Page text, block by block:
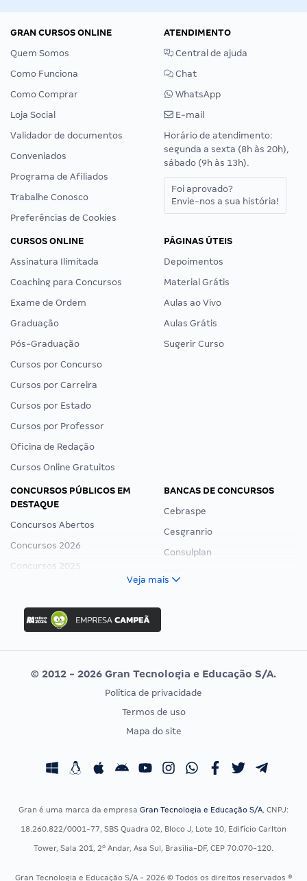
GRAN CURSOS ONLINE
Quem Somos
Como Funciona
Como Comprar
Loja Social
Validador de documentos
Conveniados
Programa de Afiliados
Trabalhe Conosco
Preferências de Cookies
ATENDIMENTO
Central de ajuda
Chat
WhatsApp
E-mail
Horário de atendimento:
segunda a sexta (8h às 20h),
sábado (9h às 13h).
Foi aprovado?
Envie-nos a sua história!
CURSOS ONLINE
Assinatura Ilimitada
Coaching para Concursos
Exame de Ordem
Graduação
Pós-Graduação
Cursos por Concurso
Cursos por Carreira
Cursos por Estado
Cursos por Professor
Oficina de Redação
Cursos Online Gratuitos
PÁGINAS ÚTEIS
Depoimentos
Material Grátis
Aulas ao Vivo
Aulas Grátis
Sugerir Curso
CONCURSOS PÚBLICOS EM
DESTAQUE
Concursos Abertos
Concursos 2026
Concursos 2025
Concurso Ibama
Concurso MPU
Editais publicados
BANCAS DE CONCURSOS
Cebraspe
Cesgranrio
Consulplan
Vunesp
CONCURSOS POR PROFISSÃO
Concursos Fiscais
EXAME DE ORDEM
Calendário OAB
Veja mais
© 2012 - 2026 Gran Tecnologia e Educação S/A.
Política de privacidade
Termos de uso
Mapa do site
Gran é uma marca da empresa Gran Tecnologia e Educação S/A, CNPJ:
18.260.822/0001-77, SBS Quadra 02, Bloco J, Lote 10, Edifício Carlton
Tower, Sala 201, 2º Andar, Asa Sul, Brasília-DF, CEP 70.070-120.
Gran Tecnologia e Educação S/A - 2026 © Todos os direitos reservados ®